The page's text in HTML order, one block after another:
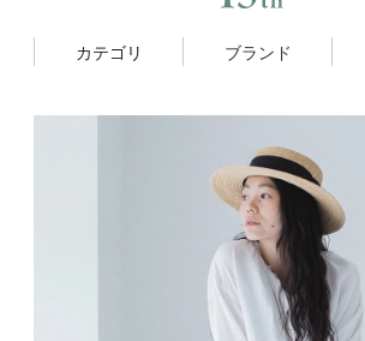
カテゴリ ブランド